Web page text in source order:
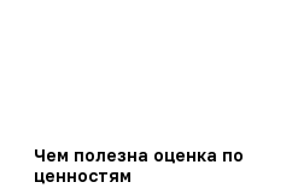
Чем полезна оценка по
ценностям